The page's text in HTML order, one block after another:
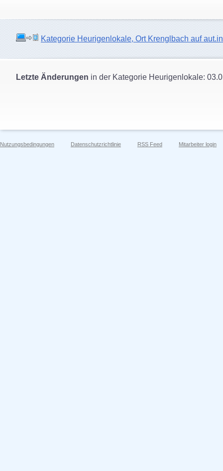
Kategorie Heurigenlokale, Ort Krenglbach auf
Letzte Änderungen in der Kategorie Heurigenlokale:
Nutzungsbedingungen Datenschutzrichtlinie RSS Feed Mitarbeiter login